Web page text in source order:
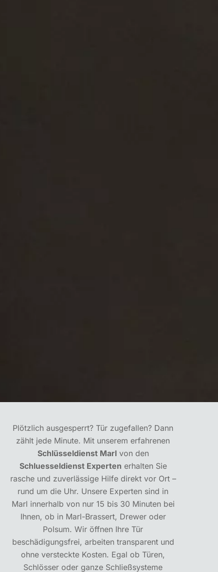
Plötzlich ausgesperrt? Tür zugefallen? Dann
zählt jede Minute. Mit unserem erfahrenen
Schlüsseldienst Marlvon den
Schluesseldienst Experten erhalten Sie
rasche und zuverlässige Hilfe direkt vor Ort –
rund um die Uhr. Unsere Experten sind in
Marl innerhalb von nur 15 bis 30 Minuten bei
Ihnen, ob in Marl-Brassert, Drewer oder
Polsum. Wir öffnen Ihre Tür
beschädigungsfrei, arbeiten transparent und
ohne versteckte Kosten. Egal ob Türen,
Schlösser oder ganze Schließsysteme